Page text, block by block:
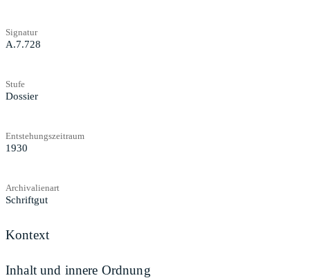
Signatur
A.7.728
Stufe
Dossier
Entstehungszeitraum
1930
Archivalienart
Schriftgut
Kontext
Inhalt und innere Ordnung